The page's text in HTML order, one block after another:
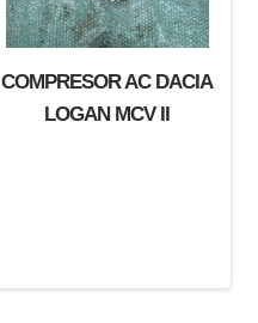
COMPRESOR AC DACIA
LOGAN MCV II